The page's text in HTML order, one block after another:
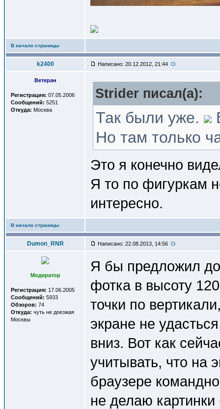
В начало страницы
k2400 Написано: 20.12.2012, 21:44
Ветеран
Регистрация: 07.05.2006
Сообщений: 5251
Откуда: Москва
Strider писал(a):
Так были уже.
Но там только
Это я конечно
Я то по фигуркам
интересно.
В начало страницы
Dumon_RNR Написано: 22.08.2013, 14:56
Модератор
Регистрация: 17.06.2005
Сообщений: 5933
Обзоров: 74
Откуда: чуть не доезжая
Москвы
Я бы предложил
фотка в высоту
точки по
экране не
вниз. Вот как
учитывать, что на
браузере
не делаю